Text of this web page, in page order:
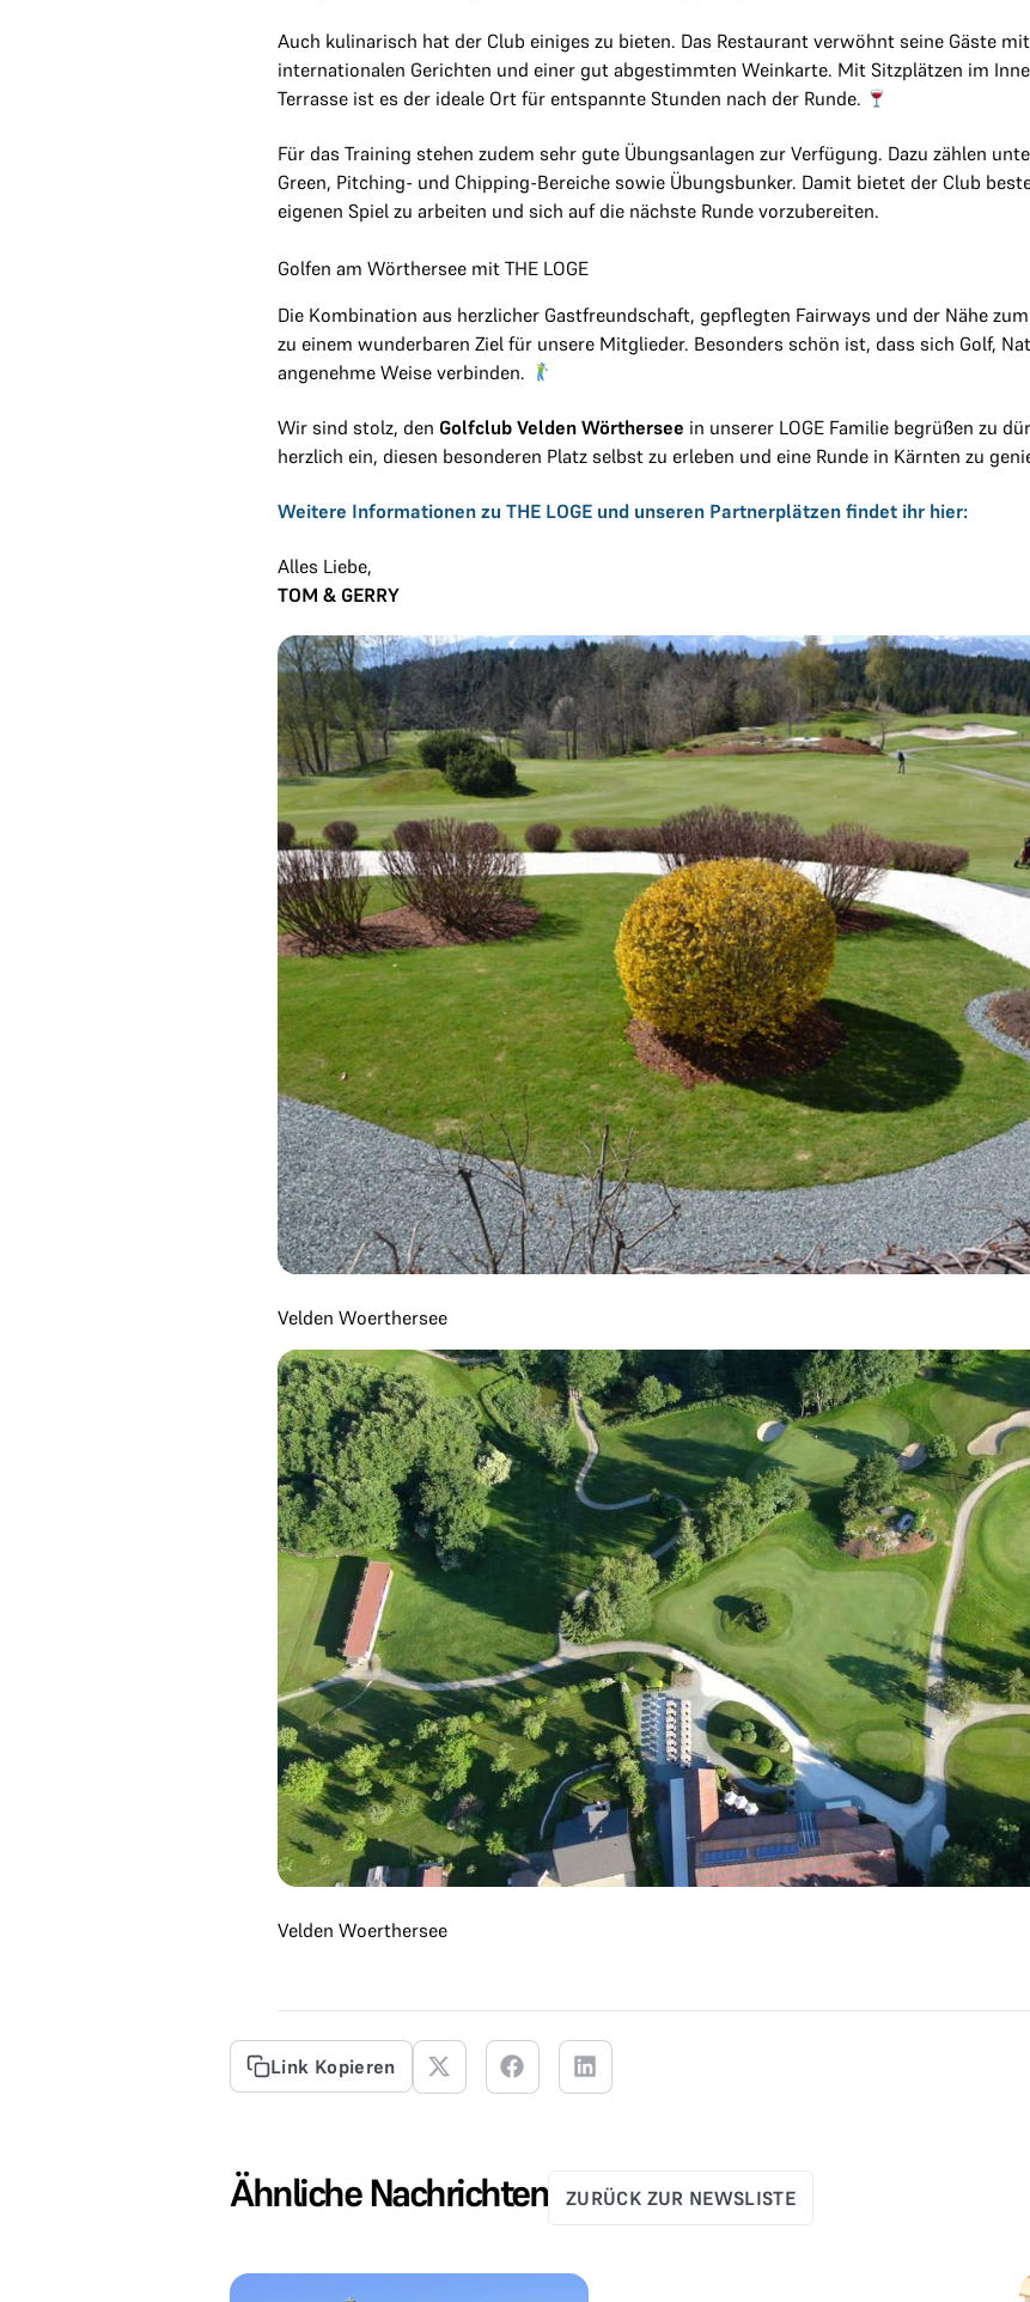
Auch kulinarisch hat der Club einiges zu bieten. Das Restaurant verwöhnt seine Gäste
internationalen Gerichten und einer gut abgestimmten Weinkarte. Mit Sitzplätzen im
Terrasse ist es der ideale Ort für entspannte Stunden nach der Runde.
Für das Training stehen zudem sehr gute Übungsanlagen zur Verfügung. Dazu zählen
Green, Pitching- und Chipping-Bereiche sowie Übungsbunker. Damit bietet der Club
eigenen Spiel zu arbeiten und sich auf die nächste Runde vorzubereiten.
Golfen am Wörthersee mit THE LOGE
Die Kombination aus herzlicher Gastfreundschaft, gepflegten Fairways und der Nähe
zu einem wunderbaren Ziel für unsere Mitglieder. Besonders schön ist, dass sich Golf,
angenehme Weise verbinden.
Wir sind stolz, den Golfclub Velden Wörthersee in unserer LOGE Familie begrüßen zu
herzlich ein, diesen besonderen Platz selbst zu erleben und eine Runde in Kärnten zu
Weitere Informationen zu THE LOGE und unseren Partnerplätzen findet ihr hier:
Alles Liebe,
TOM & GERRY
Velden Woerthersee
Velden Woerthersee
Link Kopieren
Ähnliche Nachrichten ZURÜCK ZUR NEWSLISTE